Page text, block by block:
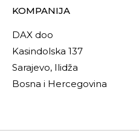
KOMPANIJA
DAX doo
Kasindolska 137
Sarajevo, Ilidža
Bosna i Hercegovina